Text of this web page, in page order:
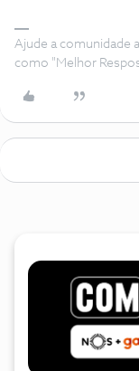
Ajude a comunidade
como "Melhor